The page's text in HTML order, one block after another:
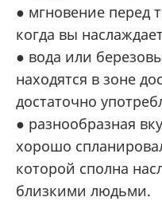
● мгновение перед
когда вы
● вода или
находятся в зоне
достаточно
● разнообразная
хорошо
которой сполна
близкими людьми.